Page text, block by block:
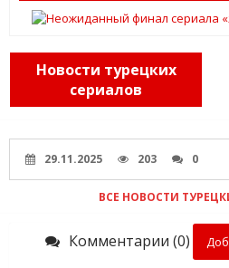
Новости турецких
сериалов
29.11.2025 203 0
ВСЕ НОВОСТИ
Комментарии (0)